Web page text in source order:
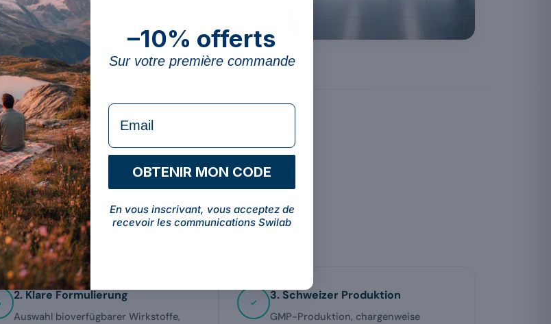
werden.
2. Klare Formulierung
Auswahl bioverfügbarer Wirkstoffe,
3. Schweizer Produktion
GMP-Produktion, chargenweise
–10% offerts
Sur votre première commande
formulaire Email
OBTENIR MON CODE
En vous inscrivant, vous acceptez de
recevoir les communications Swilab